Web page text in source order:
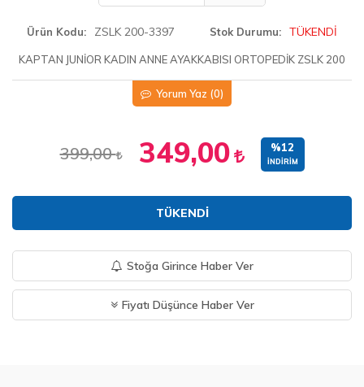
Ürün Kodu ZSLK 200-3397 Stok Durumu TÜKENDİ
KAPTAN JUNİOR KADIN ANNE AYAKKABISI ORTOPEDİK ZSLK 200
Yorum Yaz (0)
399,00 349,00 %12
İNDIRIM
TÜKENDI
Stoğa Girince Haber Ver
Fiyatı Düşünce Haber Ver